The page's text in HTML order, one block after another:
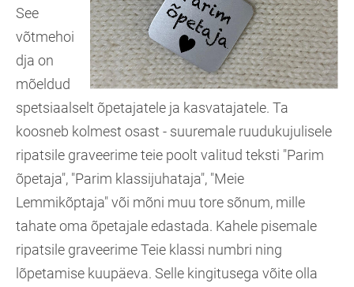
See
võtmehoi
dja on
mõeldud
spetsiaalselt õpetajatele ja kasvatajatele. Ta
koosneb kolmest osast - suuremale ruudukujulisele
ripatsile graveerime teie poolt valitud teksti "Parim
õpetaja", "Parim klassijuhataja", "Meie
Lemmikõptaja" või mõni muu tore sõnum, mille
tahate oma õpetajale edastada. Kahele pisemale
ripatsile graveerime Teie klassi numbri ning
lõpetamise kuupäeva. Selle kingitusega võite olla